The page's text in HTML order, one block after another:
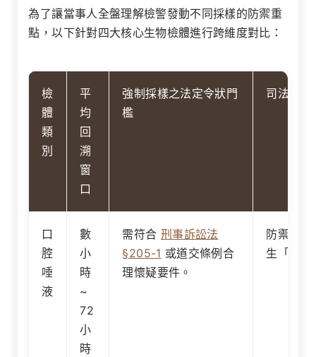
為了讓當事人全盤理解檢警發動不同採樣的防禦重
點，以下針對四大核心生物檢體進行跨維度對比：
檢
體
類
別
平
均
回
溯
窗
口
強制採樣之法定令狀門
檻
司法實務
口
腔
唾
液
數
小
時
~
72
小
時
需符合 刑事訴訟法
§205-1 或道交條例合
理懷疑要件。
防禦重
生「偽陽